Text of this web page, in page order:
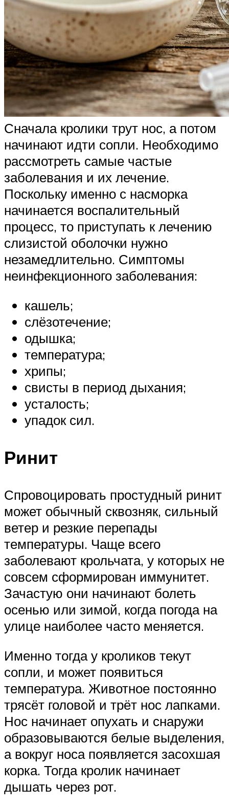
Сначала кролики трут нос, а потом
начинают идти сопли. Необходимо
рассмотреть самые частые
заболевания и их лечение.
Поскольку именно с насморка
начинается воспалительный
процесс, то приступать к лечению
слизистой оболочки нужно
незамедлительно. Симптомы
неинфекционного заболевания:
кашель;
слёзотечение;
одышка;
температура;
хрипы;
свисты в период дыхания;
усталость;
упадок сил.
Ринит
Спровоцировать простудный ринит
может обычный сквозняк, сильный
ветер и резкие перепады
температуры. Чаще всего
заболевают крольчата, у которых не
совсем сформирован иммунитет.
Зачастую они начинают болеть
осенью или зимой, когда погода на
улице наиболее часто меняется.
Именно тогда у кроликов текут
сопли, и может появиться
температура. Животное постоянно
трясёт головой и трёт нос лапками.
Нос начинает опухать и снаружи
образовываются белые выделения,
а вокруг носа появляется засохшая
корка. Тогда кролик начинает
дышать через рот.